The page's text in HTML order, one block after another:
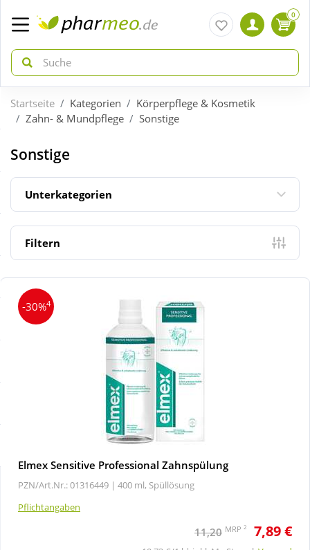
zurück
ÜBERSICHT AKTIONEN
Aktuelle Coupons
Neuheiten
Sale
Täglich gut versorgt
zurück
ÜBERSICHT KATEGORIEN
Arzneimittel
Diabetes
Körperpflege & Kosmetik
Nahrungsergänzung
Natur & Homöopathie
0
Startseite Kategorien
Körperpflege & Kosmetik
Zahn- & Mundpflege
Sonstige
Sonstige
Unterkategorien
Filtern
-30%4
Elmex Sensitive Professional Zahnspülung
PZN/Art.Nr.: 01316449 | 400 ml, Spüllösung
Pflichtangaben
11,20 MRP 2 7,89 €